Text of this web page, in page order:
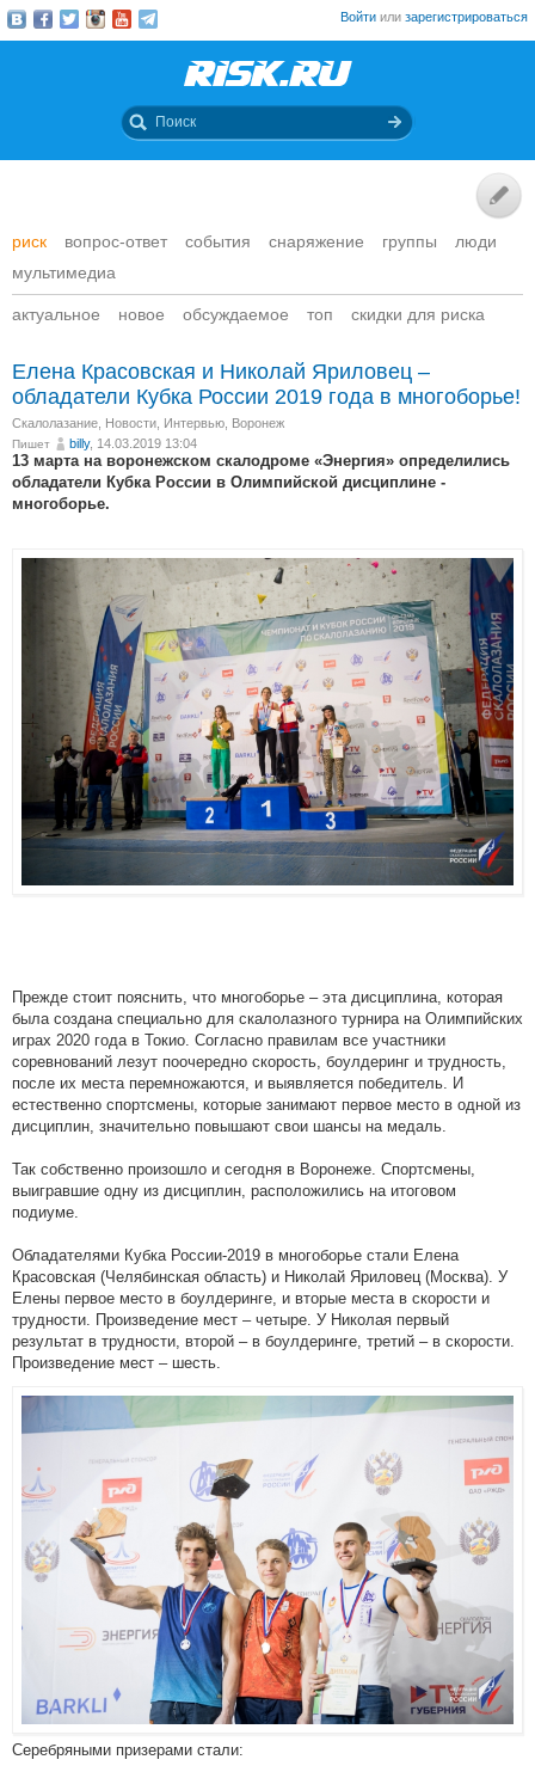
Войти или зарегистрироваться
риск вопрос-ответ события снаряжение группы
люди
мультимедиа
актуальное новое обсуждаемое топ скидки для риска
Елена Красовская и Николай Яриловец –
обладатели Кубка России 2019 года в многоборье!
Скалолазание Новости Интервью Воронеж
Пишет billy, 14.03.2019 13:04
13 марта на воронежском скалодроме «Энергия» определились
обладатели Кубка России в Олимпийской дисциплине -
многоборье.
Прежде стоит пояснить, что многоборье – эта дисциплина, которая
была создана специально для скалолазного турнира на Олимпийских
играх 2020 года в Токио. Согласно правилам все участники
соревнований лезут поочередно скорость, боулдеринг и трудность,
после их места перемножаются, и выявляется победитель. И
естественно спортсмены, которые занимают первое место в одной из
дисциплин, значительно повышают свои шансы на медаль.
Так собственно произошло и сегодня в Воронеже. Спортсмены,
выигравшие одну из дисциплин, расположились на итоговом
подиуме.
Обладателями Кубка России-2019 в многоборье стали Елена
Красовская (Челябинская область) и Николай Яриловец (Москва). У
Елены первое место в боулдеринге, и вторые места в скорости и
трудности. Произведение мест – четыре. У Николая первый
результат в трудности, второй – в боулдеринге, третий – в скорости.
Произведение мест – шесть.
Серебряными призерами стали: